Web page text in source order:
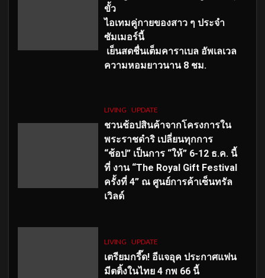
ขั้ว
ไอเทมคู่กายของสาว ๆ ประจำ
ซัมเมอร์นี้
เย็นสดชื่นเต็มคาราเบล อัพเลเวล
ความหอมยาวนาน 8 ชม.
LIVING UPDATE
ชวนช้อปสินค้าจากโครงการใน
พระราชดำริ เปลี่ยนทุกการ
“ช้อป” เป็นการ “ให้” 6-12 ธ.ค. นี้
ที่ งาน “The Royal Gift Festival
ครั้งที่ 4” ณ ศูนย์การค้าเซ็นทรัล
เวิลด์
LIVING UPDATE
เตรียมกรี๊ด! อีแจอุค ประกาศแฟน
มีตติ้งในไทย 4 กพ 66 นี้